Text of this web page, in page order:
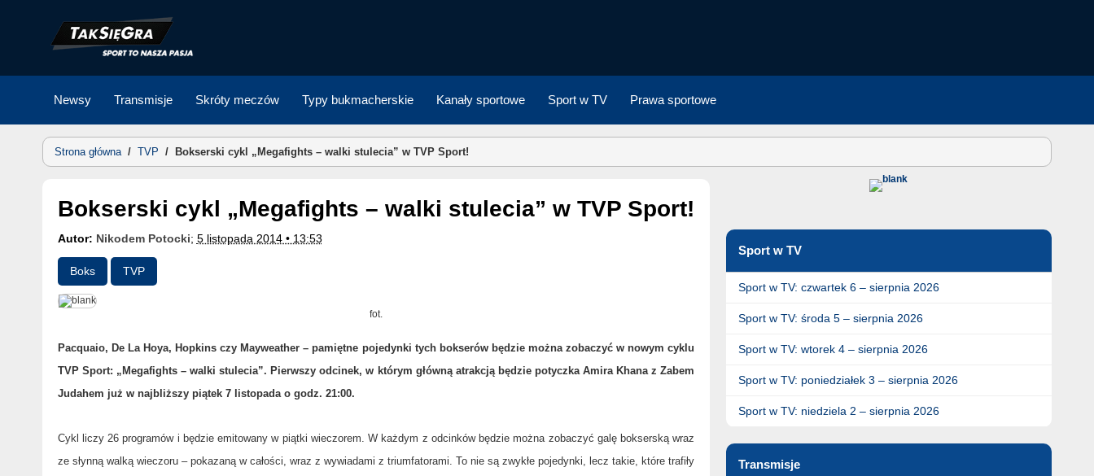
Newsy Transmisje Skróty meczów Typy bukmacherskie Kanały sportowe Sport w TV Prawa sportowe
Strona główna/ TVP / Bokserski cykl „Megafights – walki stulecia” w TVP Sport!
Bokserski cykl „Megafights – walki stulecia” w TVP Sport!
Autor: Nikodem Potocki; 5 listopada 2014 • 13:53
Boks TVP
fot.
Pacquaio, De La Hoya, Hopkins czyMayweather – pamiętne pojedynki tych bokserów będzie można zobaczyć w nowym cyklu
TVP Sport: „Megafights – walki stulecia”. Pierwszy odcinek, w którym główną atrakcją będzie potyczka Amira Khana z Zabem
Judahem już w najbliższy piątek 7 listopada o godz. 21:00.
Cykl liczy 26 programów i będzie emitowany w piątki wieczorem. W każdym z odcinków będzie można zobaczyć galę bokserską wraz
ze słynną walką wieczoru – pokazaną w całości, wraz z wywiadami z triumfatorami. To nie są zwykłe pojedynki, lecz takie, które trafiły
Sport w TV
Sport w TV: czwartek 6 – sierpnia 2026
Sport w TV: środa 5 – sierpnia 2026
Sport w TV: wtorek 4 – sierpnia 2026
Sport w TV: poniedziałek 3 – sierpnia 2026
Sport w TV: niedziela 2 – sierpnia 2026
Transmisje